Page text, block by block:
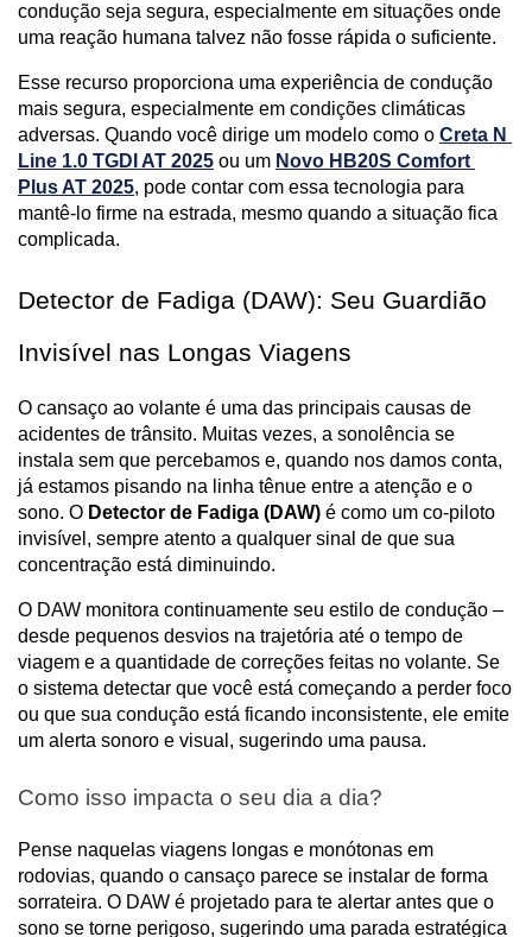
condução seja segura, especialmente em situações onde
uma reação humana talvez não fosse rápida o suficiente.
Esse recurso proporciona uma experiência de condução
mais segura, especialmente em condições climáticas
adversas. Quando você dirige um modelo como o Creta N
Line 1.0 TGDI AT 2025 ou um Novo HB20S Comfort
Plus AT 2025, pode contar com essa tecnologia para
mantê-lo firme na estrada, mesmo quando a situação fica
complicada.
Detector de Fadiga (DAW): Seu Guardião
Invisível nas Longas Viagens
O cansaço ao volante é uma das principais causas de
acidentes de trânsito. Muitas vezes, a sonolência se
instala sem que percebamos e, quando nos damos conta,
já estamos pisando na linha tênue entre a atenção e o
sono. O Detector de Fadiga (DAW) é como um co-piloto
invisível, sempre atento a qualquer sinal de que sua
concentração está diminuindo.
O DAW monitora continuamente seu estilo de condução –
desde pequenos desvios na trajetória até o tempo de
viagem e a quantidade de correções feitas no volante. Se
o sistema detectar que você está começando a perder foco
ou que sua condução está ficando inconsistente, ele emite
um alerta sonoro e visual, sugerindo uma pausa.
Como isso impacta o seu dia a dia?
Pense naquelas viagens longas e monótonas em
rodovias, quando o cansaço parece se instalar de forma
sorrateira. O DAW é projetado para te alertar antes que o
sono se torne perigoso, sugerindo uma parada estratégica